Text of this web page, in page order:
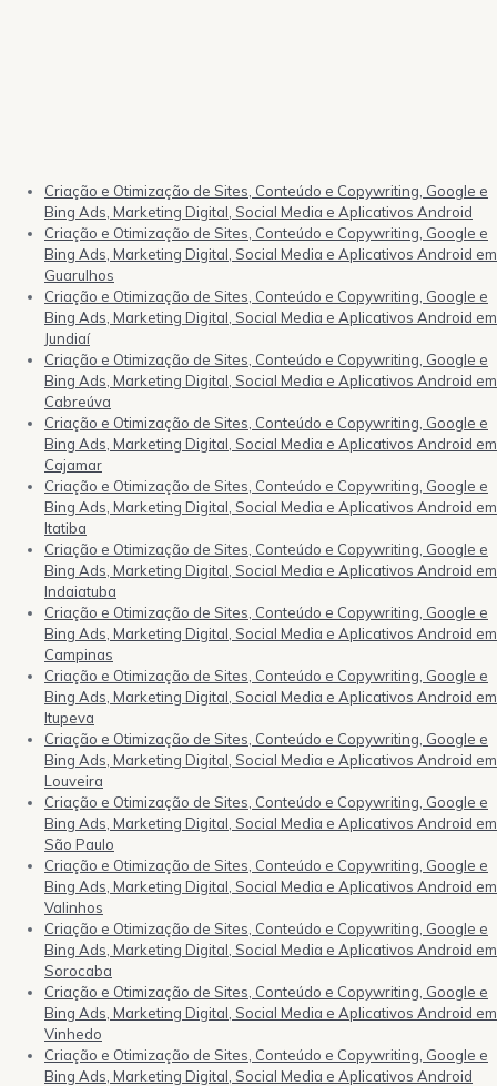
Criação e Otimização de Sites, Conteúdo e Copywriting, Google e
Bing Ads, Marketing Digital, Social Media e Aplicativos Android
Criação e Otimização de Sites, Conteúdo e Copywriting, Google e
Bing Ads, Marketing Digital, Social Media e Aplicativos Android em
Guarulhos
Criação e Otimização de Sites, Conteúdo e Copywriting, Google e
Bing Ads, Marketing Digital, Social Media e Aplicativos Android em
Jundiaí
Criação e Otimização de Sites, Conteúdo e Copywriting, Google e
Bing Ads, Marketing Digital, Social Media e Aplicativos Android em
Cabreúva
Criação e Otimização de Sites, Conteúdo e Copywriting, Google e
Bing Ads, Marketing Digital, Social Media e Aplicativos Android em
Cajamar
Criação e Otimização de Sites, Conteúdo e Copywriting, Google e
Bing Ads, Marketing Digital, Social Media e Aplicativos Android em
Itatiba
Criação e Otimização de Sites, Conteúdo e Copywriting, Google e
Bing Ads, Marketing Digital, Social Media e Aplicativos Android em
Indaiatuba
Criação e Otimização de Sites, Conteúdo e Copywriting, Google e
Bing Ads, Marketing Digital, Social Media e Aplicativos Android em
Campinas
Criação e Otimização de Sites, Conteúdo e Copywriting, Google e
Bing Ads, Marketing Digital, Social Media e Aplicativos Android em
Itupeva
Criação e Otimização de Sites, Conteúdo e Copywriting, Google e
Bing Ads, Marketing Digital, Social Media e Aplicativos Android em
Louveira
Criação e Otimização de Sites, Conteúdo e Copywriting, Google e
Bing Ads, Marketing Digital, Social Media e Aplicativos Android em
São Paulo
Criação e Otimização de Sites, Conteúdo e Copywriting, Google e
Bing Ads, Marketing Digital, Social Media e Aplicativos Android em
Valinhos
Criação e Otimização de Sites, Conteúdo e Copywriting, Google e
Bing Ads, Marketing Digital, Social Media e Aplicativos Android em
Sorocaba
Criação e Otimização de Sites, Conteúdo e Copywriting, Google e
Bing Ads, Marketing Digital, Social Media e Aplicativos Android em
Vinhedo
Criação e Otimização de Sites, Conteúdo e Copywriting, Google e
Bing Ads, Marketing Digital, Social Media e Aplicativos Android